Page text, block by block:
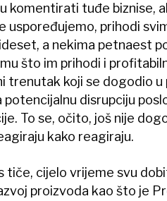
komentirati tuđe biznise,
uspoređujemo, prihodi
a nekima petnaest
što im prihodi i
trenutak koji se dogodio
potencijalnu disrupciju
To se, očito, još nije
kako reagiraju.
tiče, cijelo vrijeme svu
proizvoda kao što je